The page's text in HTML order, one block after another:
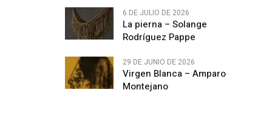
6 DE JULIO DE 2026
La pierna – Solange
Rodríguez Pappe
29 DE JUNIO DE 2026
Virgen Blanca – Amparo
Montejano